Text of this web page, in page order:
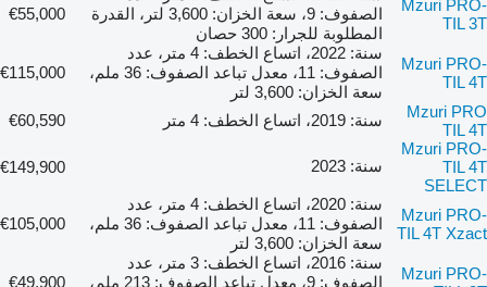
Mzuri PRO-
TIL 3T
الصفوف: 9، سعة الخزان: 3,600 لتر، القدرة
المطلوبة للجرار: 300 حصان
€55,000
Mzuri PRO-
TIL 4T
سنة: 2022، اتساع الخطف: 4 متر، عدد
الصفوف: 11، معدل تباعد الصفوف: 36 ملم،
سعة الخزان: 3,600 لتر
€115,000
Mzuri PRO
TIL 4T
سنة: 2019، اتساع الخطف: 4 متر
€60,590
Mzuri PRO-
TIL 4T
SELECT
سنة: 2023 €149,900
Mzuri PRO-
TIL 4T Xzact
سنة: 2020، اتساع الخطف: 4 متر، عدد
الصفوف: 11، معدل تباعد الصفوف: 36 ملم،
سعة الخزان: 3,600 لتر
€105,000
Mzuri PRO-
سنة: 2016، اتساع الخطف: 3 متر، عدد
الصفوف: 9، معدل تباعد الصفوف: 213 ملم،
€49,900